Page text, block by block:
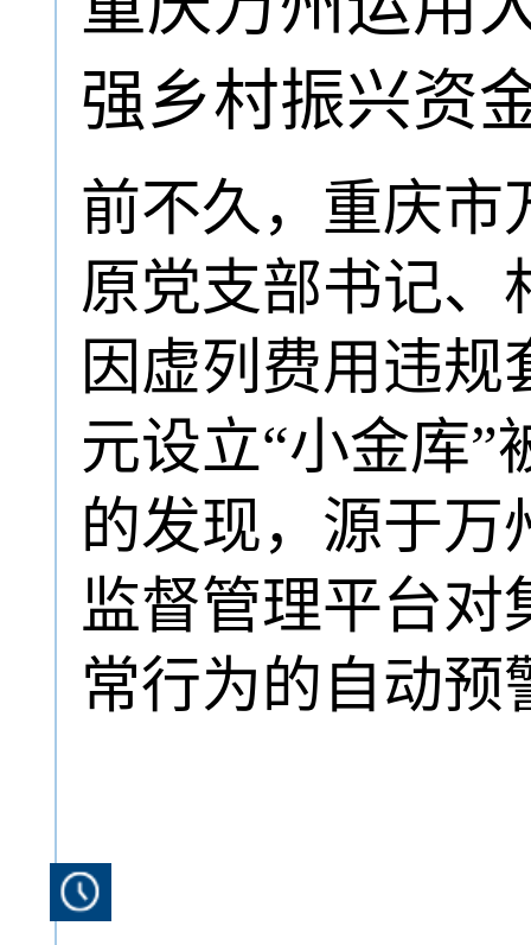
强乡村振兴资
前不久，重庆市
原党支部书记、
因虚列费用违规
元设立“小金库”
的发现，源于万
监督管理平台对
常行为的自动